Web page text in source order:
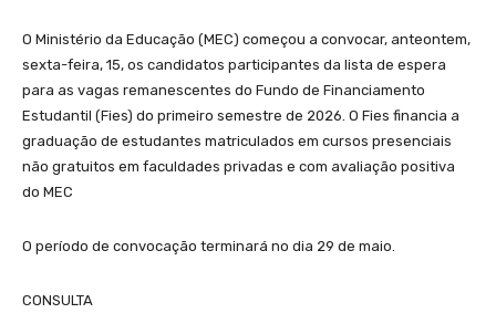
O Ministério da Educação (MEC) começou a convocar, anteontem,
sexta-feira, 15, os candidatos participantes da lista de espera
para as vagas remanescentes do Fundo de Financiamento
Estudantil (Fies) do primeiro semestre de 2026. O Fies financia a
graduação de estudantes matriculados em cursos presenciais
não gratuitos em faculdades privadas e com avaliação positiva
do MEC
O período de convocação terminará no dia 29 de maio.
CONSULTA